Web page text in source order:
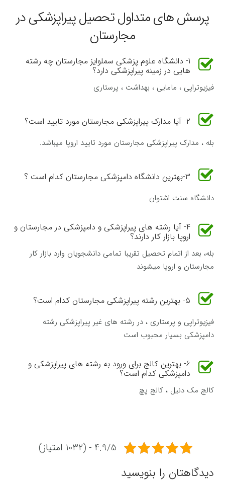
پرسش های متداول تحصیل پیراپزشکی در
مجارستان
1- دانشگاه علوم پزشکی سملوایز مجارستان چه رشته
هایی در زمینه پیراپزشکی دارد؟
فیزیوتراپی ، مامایی ، بهداشت ، پرستاری
2- آیا مدارک پیراپزشکی مجارستان مورد تایید است؟
بله ، مدارک پیراپزشکی مجارستان مورد تایید اروپا میباشد.
3-بهترین دانشگاه دامپزشکی مجارستان کدام است ؟
دانشگاه سنت اشتوان
4- آیا رشته های پیراپزشکی و دامپزشکی در مجارستان و
اروپا بازار کار دارند؟
بله، بعد از اتمام تحصیل تقریبا تمامی دانشجویان وارد بازار کار
مجارستان و اروپا میشوند
5- بهترین رشته پیراپزشکی مجارستان کدام است؟
فیزیوتراپی و پرستاری ، در رشته های غیر پیراپزشکی رشته
دامپزشکی بسیار محبوب است
6- بهترین کالج برای ورود به رشته های پیراپزشکی و
دامپزشکی کدام است؟
کالج مک دنیل ، کالج پچ
4.9/5 - (1032 امتیاز)
دیدگاهتان را بنویسید